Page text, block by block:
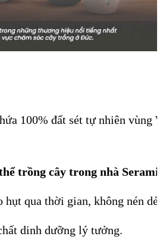
100% đất sét tự nhiên vùng
trồng cây trong nhà Seramis
hụt qua thời gian, không nén dẻ.
dinh dưỡng lý tưởng.